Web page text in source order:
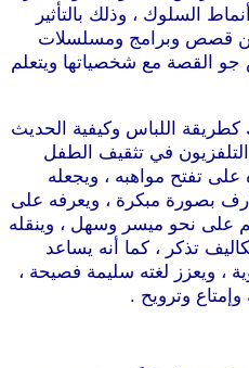
السلوك ، وذلك بالتأثير
من قصص وبرامج ومسلسلات
جو القصة مع شخصياتها ويتعلم
اللباس وكيفية الحديث
في تثقيف الطفل
على تفتح مواهبه ، ويجعله
بصورة مبكرة ، ويعرفه على
على نحو ميسر وسهل ، وينقله
تذكر ، كما أنه يساعد
، ويعزز لغته سليمة فصيحة ،
وترويح .